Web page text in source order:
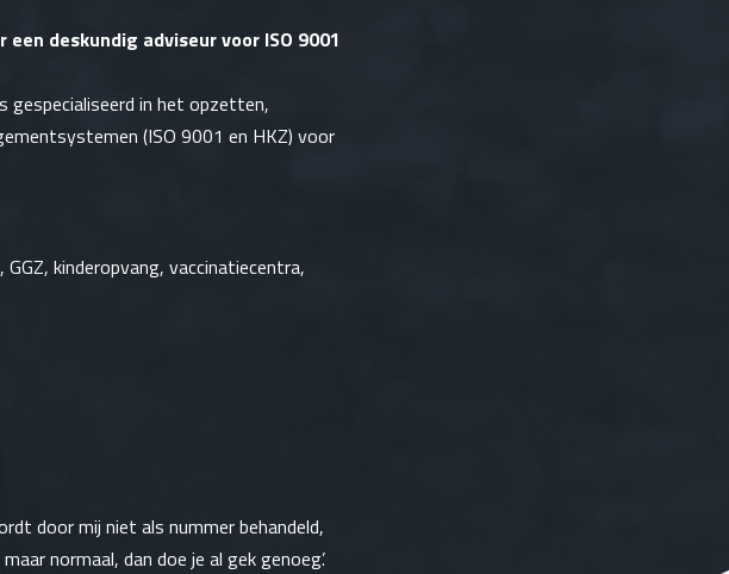
deskundig adviseur voor ISO 9001
gespecialiseerd in het opzetten,
(ISO 9001 en HKZ) voor
, GGZ, kinderopvang, vaccinatiecentra,
door mij niet als nummer behandeld,
normaal, dan doe je al gek genoeg’.